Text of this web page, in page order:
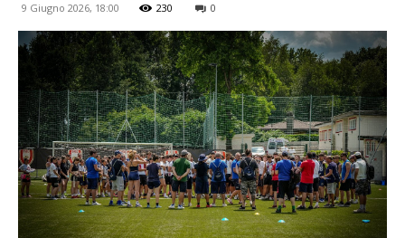
9 Giugno 2026, 18:00 230 0